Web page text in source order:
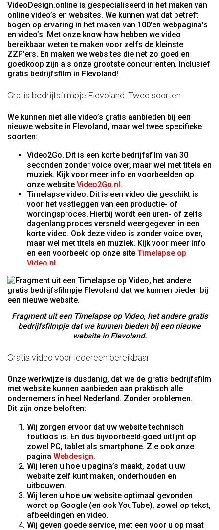
VideoDesign.online is gespecialiseerd in het maken van
online video’s en websites. We kunnen wat dat betreft
bogen op ervaring in het maken van 100’en webpagina’s
en video’s. Met onze know how hebben we video
bereikbaar weten te maken voor zelfs de kleinste
ZZP’ers. En maken we websites die net zo goed en
goedkoop zijn als onze grootste concurrenten. Inclusief
gratis bedrijfsfilm in Flevoland!
Gratis bedrijfsfilmpje Flevoland: Twee soorten
We kunnen niet alle video’s gratis aanbieden bij een
nieuwe website in Flevoland, maar wel twee specifieke
soorten:
Video2Go. Dit is een korte bedrijfsfilm van 30
seconden zonder voice over, maar wel met titels en
muziek. Kijk voor meer info en voorbeelden op
onze website Video2Go.nl.
Timelapse video. Dit is een video die geschikt is
voor het vastleggen van een productie- of
wordingsproces. Hierbij wordt een uren- of zelfs
dagenlang proces versneld weergegeven in een
korte video. Ook deze video is zonder voice over,
maar wel met titels en muziek. Kijk voor meer info
en een voorbeeld op onze site Timelapse op
Video.nl.
Fragment uit een Timelapse op Video, het andere gratis
bedrijfsfilmpje dat we kunnen bieden bij een nieuwe
website in Flevoland.
Gratis video voor iedereen bereikbaar
Onze werkwijze is dusdanig, dat we de gratis bedrijfsfilm
met website kunnen aanbieden aan praktisch alle
ondernemers in heel Nederland. Zonder problemen.
Dit zijn onze beloften:
Wij zorgen ervoor dat uw website technisch
foutloos is. En dus bijvoorbeeld goed uitlijnt op
zowel PC, tablet als smartphone. Zie ook onze
pagina Webdesign.
Wij leren u hoe u pagina’s maakt, zodat u uw
website zelf kunt maken, onderhouden en
uitbouwen.
Wij leren u hoe uw website optimaal gevonden
wordt op Google (en ook YouTube), zowel op tekst,
afbeeldingen en video.
Wij geven goede service, met een voor u op maat